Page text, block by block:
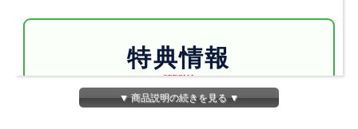
特典情報
SPECIAL
【特典】
▼ 商品説明の続きを見る ▼